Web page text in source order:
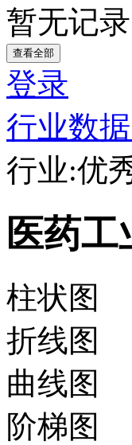
暂无记录
查看全部
登录
行业数
行业:优
医药
柱状图
折线图
曲线图
阶梯图